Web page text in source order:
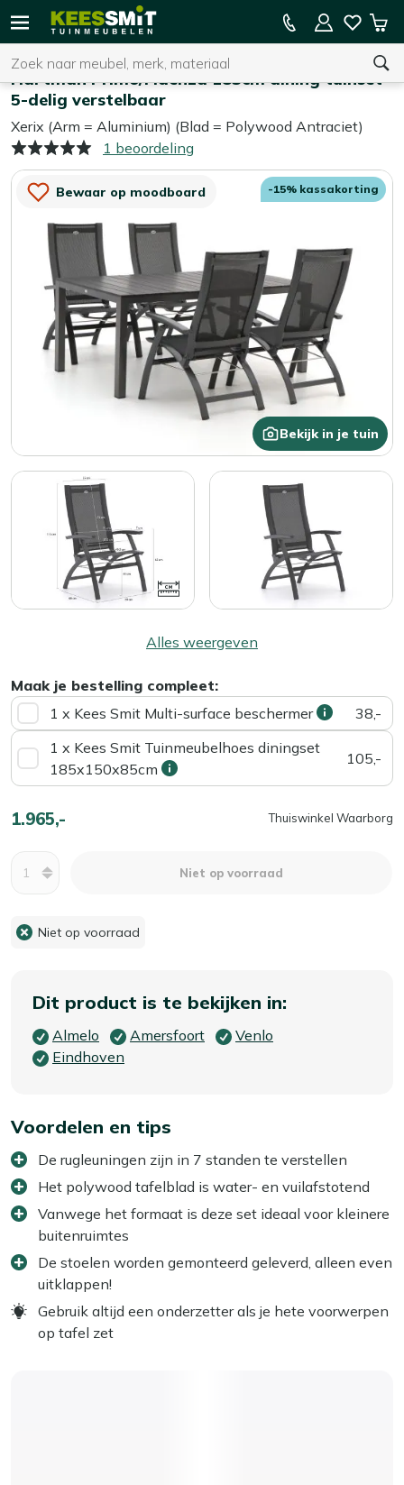
Kees
Tuinmeubelen
Zoeken
U heeft geen product(en) in uw winkelwagen.
15% kassakorting op de hele collectie
Hartman Primo/Fidenza 183cm dining tuinset
5-delig verstelbaar
Xerix (Arm = Aluminium) (Blad = Polywood Antraciet)
1 beoordeling
Bewaar op moodboard
Bekijk in je tuin
-15% kassakorting
Alles weergeven
Maak je bestelling compleet:
1 x Kees Smit Multi-surface beschermer
38,-
1 x Kees Smit Tuinmeubelhoes diningset
185x150x85cm
105,-
1.965,- Thuiswinkel Waarborg
Niet op voorraad
Niet op voorraad
Dit product is te bekijken in:
Almelo Amersfoort
Venlo
Eindhoven
Voordelen en tips
De rugleuningen zijn in 7 standen te verstellen
Het polywood tafelblad is water- en vuilafstotend
Vanwege het formaat is deze set ideaal voor kleinere
buitenruimtes
De stoelen worden gemonteerd geleverd, alleen even
uitklappen!
Gebruik altijd een onderzetter als je hete voorwerpen
op tafel zet